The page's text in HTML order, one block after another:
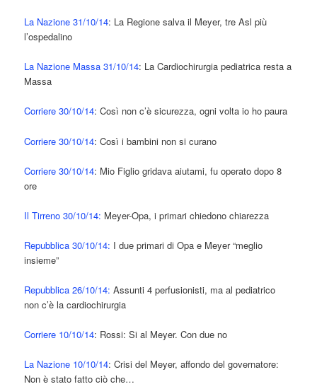
La Nazione 31/10/14: La Regione salva il Meyer, tre Asl più
l’ospedalino
La Nazione Massa 31/10/14: La Cardiochirurgia pediatrica resta a
Massa
Corriere 30/10/14: Così non c’è sicurezza, ogni volta io ho paura
Corriere 30/10/14: Così i bambini non si curano
Corriere 30/10/14: Mio Figlio gridava aiutami, fu operato dopo 8
ore
Il Tirreno 30/10/14: Meyer-Opa, i primari chiedono chiarezza
Repubblica 30/10/14: I due primari di Opa e Meyer “meglio
insieme”
Repubblica 26/10/14: Assunti 4 perfusionisti, ma al pediatrico
non c’è la cardiochirurgia
Corriere 10/10/14: Rossi: Si al Meyer. Con due no
La Nazione 10/10/14: Crisi del Meyer, affondo del governatore:
Non è stato fatto ciò che…